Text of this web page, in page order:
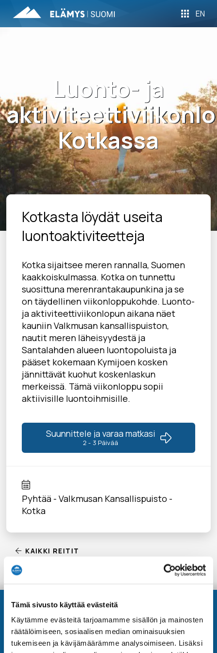
Tämä sivusto käyttää evästeitä
Käytämme evästeitä tarjoamamme sisällön ja mainosten
räätälöimiseen, sosiaalisen median ominaisuuksien
tukemiseen ja kävijämäärämme analysoimiseen. Lisäksi
EN
Luonto- ja
Kotkassa
Kotkasta löydät useita
luontoaktiviteetteja
Kotka sijaitsee meren rannalla, Suomen
kaakkoiskulmassa. Kotka on tunnettu
suosittuna merenrantakaupunkina ja se
on täydellinen viikonloppukohde. Luonto-
ja aktiviteettiviikonlopun aikana näet
kauniin Valkmusan kansallispuiston,
nautit meren läheisyydestä ja
Santalahden alueen luontopoluista ja
pääset kokemaan Kymijoen kosken
jännittävät kuohut koskenlaskun
merkeissä. Tämä viikonloppu sopii
aktiivisille luontoihmisille.
Suunnittele ja varaa matkasi
2 - 3 Päivää
Pyhtää - Valkmusan Kansallispuisto -
Kotka
KAIKKI REITIT
Yhteystiedot
Elämys DMC is part of Elämys Group -